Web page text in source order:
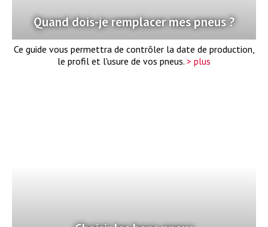
Quand dois-je remplacer mes pneus ?
Ce guide vous permettra de contrôler la date de production,
le profil et l'usure de vos pneus. > plus